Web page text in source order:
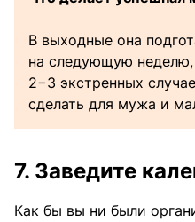
В выходные она
на следующую
2−3 экстренных
сделать для мужа и
7. Заведите
Как бы вы ни были